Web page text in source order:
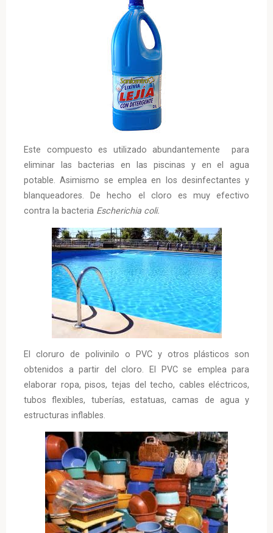
Este compuesto es utilizado abundantemente para
eliminar las bacterias en las piscinas y en el agua
potable. Asimismo se emplea en los desinfectantes y
blanqueadores. De hecho el cloro es muy efectivo
contra la bacteria Escherichia coli.
El cloruro de polivinilo o PVC y otros plásticos son
obtenidos a partir del cloro. El PVC se emplea para
elaborar ropa, pisos, tejas del techo, cables eléctricos,
tubos flexibles, tuberías, estatuas, camas de agua y
estructuras inflables.